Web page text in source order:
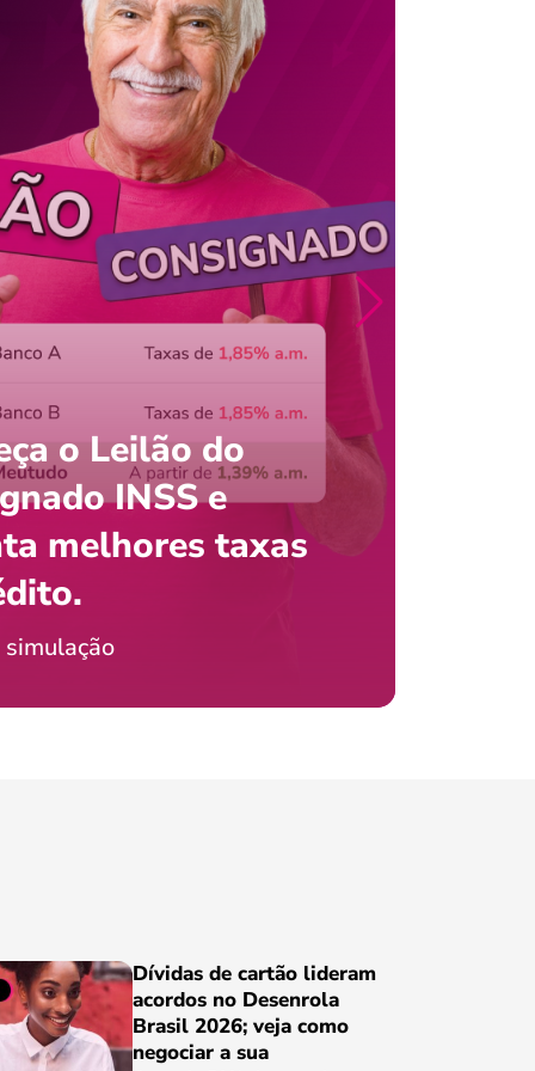
saldo do FGTS pelo
com o celular?
Jordão
o Leilão do
INSS e
melhores taxas
simulação
Dívidas de cartão lideram
acordos no Desenrola
Brasil 2026; veja como
negociar a sua